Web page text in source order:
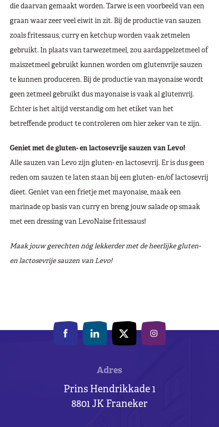
die daarvan gemaakt worden. Tarwe is een voorbeeld van een
graan waar zeer veel eiwit in zit. Bij de productie van sauzen
zoals fritessaus, curry en ketchup worden vaak zetmelen
gebruikt. In plaats van tarwezetmeel, zou aardappelzetmeel of
maiszetmeel gebruikt kunnen worden om glutenvrije sauzen
te kunnen produceren. Bij de productie van mayonaise wordt
geen zetmeel gebruikt dus mayonaise is vaak al glutenvrij.
Echter is het altijd verstandig om het etiket van het
betreffende product te controleren om hier zeker van te zijn.
Geniet met de gluten- en lactosevrije sauzen van Levo!
Alle sauzen van Levo zijn gluten- en lactosevrij. Er is dus geen
reden om sauzen te laten staan bij een gluten- en/of lactosevrij
dieet. Geniet van een frietje met mayonaise, maak een
marinade op basis van curry en breng jouw salade op smaak
met een dressing van LevoNaise fritessaus!
Maak jouw gerechten nóg lekkerder met de heerlijke gluten-
en lactosevrije sauzen van Levo!
Adres
Prins Hendrikkade 1
8801 JK Franeker